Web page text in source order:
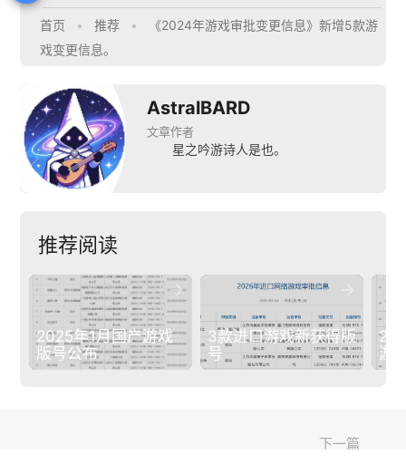
首页 • 推荐 •
《2024年游戏审批变更信息》新增5款游
戏变更信息。 ​​​
AstralBARD
文章作者
星之吟游诗人是也。
推荐阅读
2025年1月国产游戏
版号公布

3款进口游戏新获得版
号
游
下一篇